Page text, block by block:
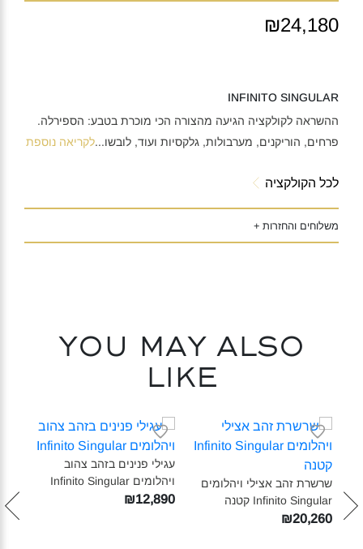
₪24,180
INFINITO SINGULAR
ההשראה לקולקציה הגיעה מהצורה הכי מוכרת בטבע: הספירלה.
פרחים, הוריקנים, מערבולות, גלקסיות ועוד, לובשו...לקריאה נוספת
לכל הקולקציה
משלוחים והחזרות +
You may also
like
שרשרת זהב אצילי ויהלומים
Infinito Singular קטנה‎
₪20,260
עגילי פנינים בזהב צהוב
ויהלומים Infinito Singular‎
₪12,890